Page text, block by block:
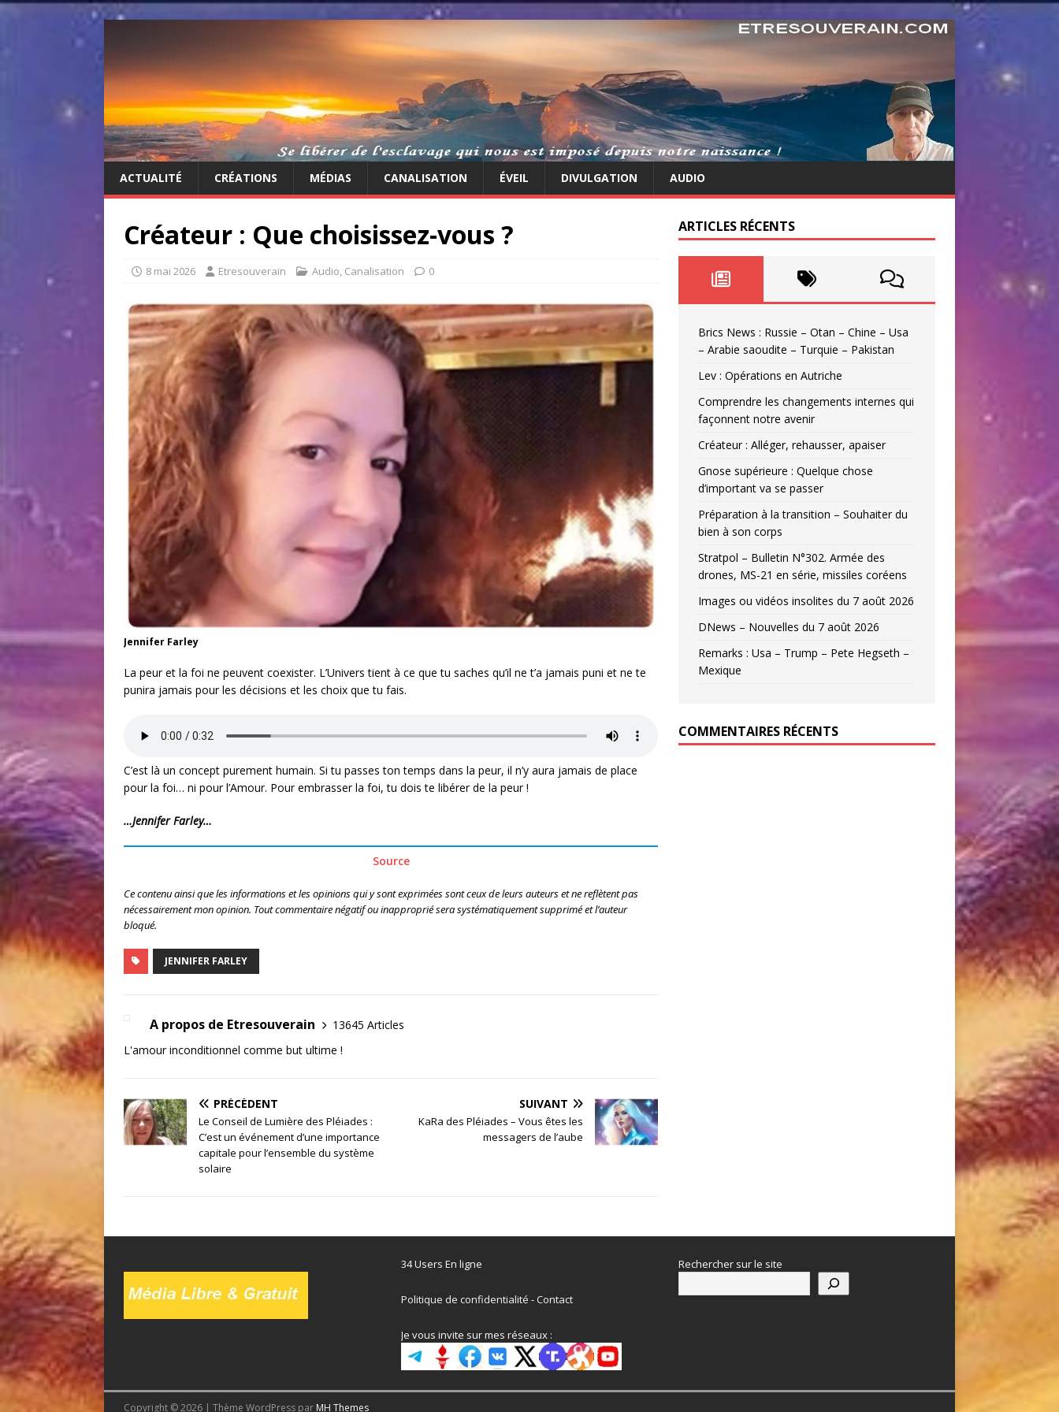
ACTUALITÉ CRÉATIONS MÉDIAS CANALISATION ÉVEIL DIVULGATION AUDIO
Créateur : Que choisissez-vous ?
8 mai 2026 Etresouverain Audio, Canalisation 0
Jennifer Farley
La peur et la foi ne peuvent coexister. L’Univers tient à ce que tu saches qu’il ne t’a jamais puni et ne te
punira jamais pour les décisions et les choix que tu fais.
C’est là un concept purement humain. Si tu passes ton temps dans la peur, il n’y aura jamais de place
pour la foi… ni pour l’Amour. Pour embrasser la foi, tu dois te libérer de la peur !
…Jennifer Farley…
Source
Ce contenu ainsi que les informations et les opinions qui y sont exprimées sont ceux de leurs auteurs et ne reflètent pas
nécessairement mon opinion. Tout commentaire négatif ou inapproprié sera systématiquement supprimé et l’auteur
bloqué.
JENNIFER FARLEY
A propos de Etresouverain
13645 Articles
L'amour inconditionnel comme but ultime !
PRÉCÉDENT
Le Conseil de Lumière des Pléiades :
C’est un événement d’une importance
capitale pour l’ensemble du système
solaire
SUIVANT
KaRa des Pléiades – Vous êtes les
messagers de l’aube
ARTICLES RÉCENTS
Brics News : Russie – Otan – Chine – Usa
– Arabie saoudite – Turquie – Pakistan
Lev : Opérations en Autriche
Comprendre les changements internes qui
façonnent notre avenir
Créateur : Alléger, rehausser, apaiser
Gnose supérieure : Quelque chose
d’important va se passer
Préparation à la transition – Souhaiter du
bien à son corps
Stratpol – Bulletin N°302. Armée des
drones, MS-21 en série, missiles coréens
Images ou vidéos insolites du 7 août 2026
DNews – Nouvelles du 7 août 2026
Remarks : Usa – Trump – Pete Hegseth –
Mexique
COMMENTAIRES RÉCENTS
34 Users En ligne
Politique de confidentialité -Contact
Je vous invite sur mes réseaux :
Rechercher sur le site
Copyright © 2026 | Thème WordPress par MH Themes